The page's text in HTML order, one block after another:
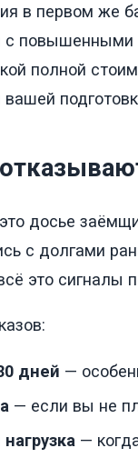
в первом же
с
полной
досье
с долгами
это сигналы
дней —
— если вы не
—